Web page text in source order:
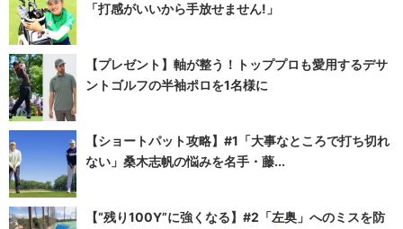
「打感がいいから手放せません!」
【プレゼント】軸が整う！トッププロも愛用するデサ
ントゴルフの半袖ポロを1名様に
【ショートパット攻略】#1「大事なところで打ち切れ
ない」桑木志帆の悩みを名手・藤...
【“残り100Y”に強くなる】#2「左奥」へのミスを防